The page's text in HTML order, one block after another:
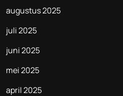
augustus 2025
juli 2025
juni 2025
mei 2025
april 2025